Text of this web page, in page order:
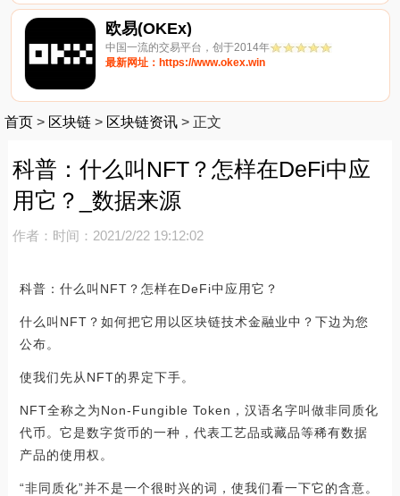
欧易(OKEx)
中国一流的交易平台，创于2014年
最新网址：https://www.okex.win
首页 > 区块链 > 区块链资讯 > 正文
科普：什么叫NFT？怎样在DeFi中应
用它？_数据来源
作者： 时间：2021/2/22 19:12:02
科普：什么叫NFT？怎样在DeFi中应用它？
什么叫NFT？如何把它用以区块链技术金融业中？下边为您
公布。
使我们先从NFT的界定下手。
NFT全称之为Non-Fungible Token，汉语名字叫做非同质化
代币。它是数字货币的一种，代表工艺品或藏品等稀有数据
产品的使用权。
“非同质化”并不是一个很时兴的词，使我们看一下它的含意。